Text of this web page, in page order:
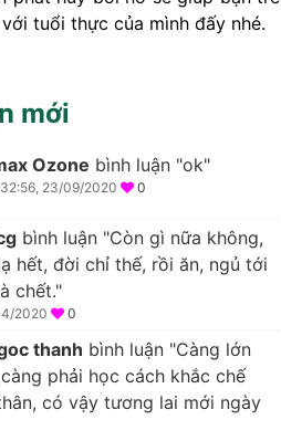
tuổi thực của mình đấy nhé.
mới
Ozone bình luận "ok"
23/09/2020 0
bình luận "Còn gì nữa không,
hết, đời chỉ thế, rồi ăn, ngủ tới
chết."
2020 0
thanh bình luận "Càng lớn
phải học cách khắc chế
có vậy tương lai mới ngày